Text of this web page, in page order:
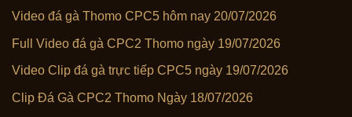
Video đá gà Thomo CPC5 hôm nay 20/07/2026
Full Video đá gà CPC2 Thomo ngày 19/07/2026
Video Clip đá gà trực tiếp CPC5 ngày 19/07/2026
Clip Đá Gà CPC2 Thomo Ngày 18/07/2026